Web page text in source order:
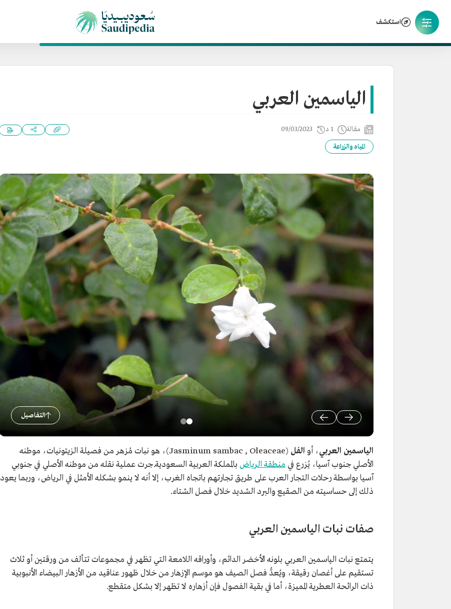
استكشف
الياسمين العربي
مقالة 1 د 09/03/2023
المياه والزراعة
التفاصيل
الياسمين العربي، أو الفل
(Jasminum sambac , Oleaceae)، هو نبات مُزهر من فصيلة الزيتونيات، موطنه
الأصلي جنوب آسيا، يُزرع في منطقة الرياض بالمملكة العربية السعودية.جرت عملية نقله من موطنه الأصلي في جنوبي
آسيا بواسطة رحلات التجار العرب على طريق تجارتهم باتجاه الغرب، إلا أنه لا ينمو بشكله الأمثل في الرياض، وربما يعود
ذلك إلى حساسيته من الصقيع والبرد الشديد خلال فصل الشتاء.
صفات نبات الياسمين العربي
يتمتع نبات الياسمين العربي بلونه الأخضر الدائم، وأوراقه اللامعة التي تظهر في مجموعات تتألف من ورقتين أو ثلاث
تستقيم على أغصان رقيقة، ويُعدُّ فصل الصيف هو موسم الإزهار من خلال ظهور عناقيد من الأزهار البيضاء الأنبوبية
ذات الرائحة العطرية المميزة، أما في بقية الفصول فإن أزهاره لا تظهر إلا بشكل متقطع.